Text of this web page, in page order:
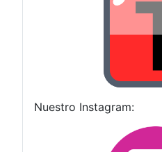
Nuestro Instagram: